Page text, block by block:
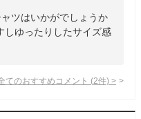
ツはいかがでしょうか
しゆったりしたサイズ感
てのおすすめコメント (2件) >